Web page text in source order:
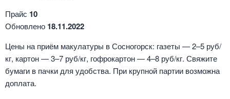
Прайс 10
Обновлено 18.11.2022
Цены на приём макулатуры в Сосногорск: газеты — 2–5 руб/
кг, картон — 3–7 руб/кг, гофрокартон — 4–8 руб/кг. Свяжите
бумаги в пачки для удобства. При крупной партии возможна
доплата.